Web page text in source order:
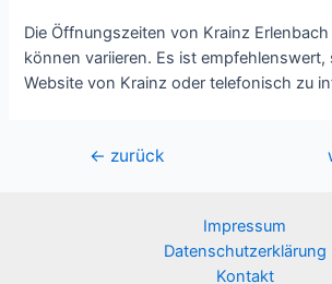
Die Öffnungszeiten von Krainz
können variieren. Es ist empfehlenswert,
Website von Krainz oder telefonisch zu
Beitragsnavigation
← zurück
Impressum
Datenschutzerklärung
Kontakt